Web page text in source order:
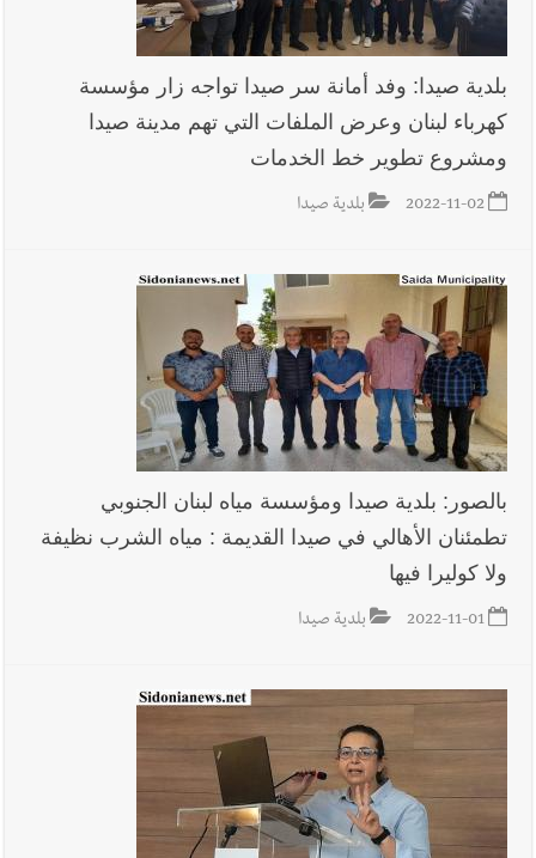
بلدية صيدا: وفد أمانة سر صيدا تواجه زار مؤسسة
كهرباء لبنان وعرض الملفات التي تهم مدينة صيدا
ومشروع تطوير خط الخدمات
2022-11-02 بلدية صيدا
بالصور: بلدية صيدا ومؤسسة مياه لبنان الجنوبي
تطمئنان الأهالي في صيدا القديمة : مياه الشرب نظيفة
ولا كوليرا فيها
2022-11-01 بلدية صيدا